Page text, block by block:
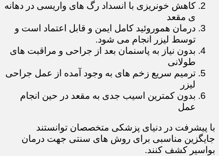
کاهش خونریزی با انسداد رگ های واریسی در دهانه
ی مقعد
درمان هموروئید کامل ایمن و قابل اعتماد است و
توسط لیزر انجام می شود.
بدون نیاز به پاسنمان بعد از جراحی و مراقبت های
طولانی
ترمیم سریع زخم های به وجود آمده از عمل جراحی
لیزر
بدون کمترین اسیب جدی به مقعد در حین انجام
عمل
با پیشرفت در دنیای پزشکی متخصصان توانستند
جایگزین مناسبی برای روش های سنتی جهت درمان
بواسیر کشف کنند.